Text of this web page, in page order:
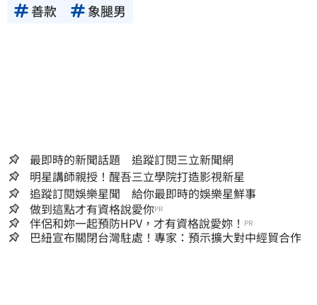
善款
象腿男
最即時的新聞話題 追蹤訂閱三立新聞網
明星講師親授！醒吾三立學院打造影視新星
追蹤訂閱娛樂星聞 給你最即時的娛樂星鮮事
做到這點才有資格說愛你PR
伴侶和妳一起預防HPV，才有資格說愛妳！ PR
巴紐宣布關閉台灣駐處！專家：預示擴大對中經貿合作